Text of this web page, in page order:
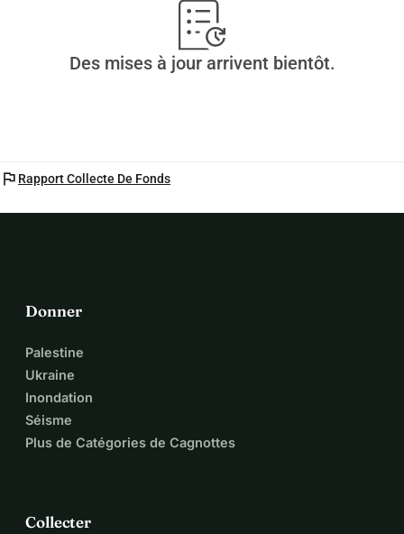
Des mises à jour arrivent bientôt.
flag Rapport Collecte De Fonds
Donner
Palestine
Ukraine
Inondation
Séisme
Plus de Catégories de Cagnottes
Collecter